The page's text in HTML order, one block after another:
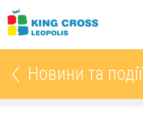
Новини та події